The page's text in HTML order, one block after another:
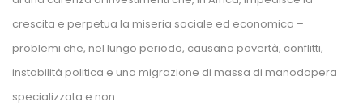
crescita e perpetua la miseria sociale ed economica –
problemi che, nel lungo periodo, causano povertà, conflitti,
instabilità politica e una migrazione di massa di manodopera
pecializzata e non.